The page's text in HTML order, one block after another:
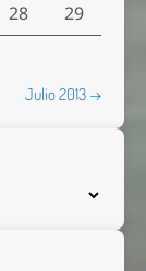
28
29
Julio 2013 →